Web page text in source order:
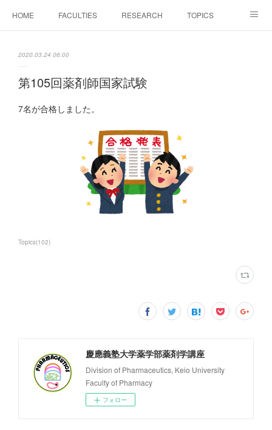
HOME FACULTIES RESEARCH TOPICS
2020.03.24 06:00
第105回薬剤師国家試験
7名が合格しました。
Topics(102)
慶應義塾大学薬学部薬剤学講座
Division of Pharmaceutics, Keio University
Faculty of Pharmacy
フォロー